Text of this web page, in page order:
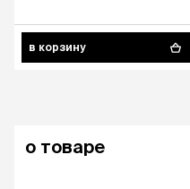
в корзину
о товаре